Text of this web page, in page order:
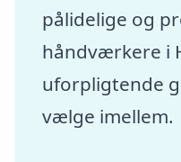
pålidelige og
håndværkere i
uforpligtende
vælge imellem.